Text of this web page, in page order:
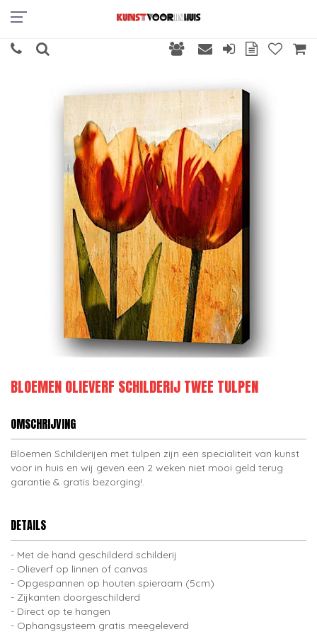
BLOEMEN OLIEVERF SCHILDERIJ TWEE TULPEN
OMSCHRIJVING
Bloemen Schilderijen met tulpen zijn een specialiteit van kunst
voor in huis en wij geven een 2 weken niet mooi geld terug
garantie & gratis bezorging!.
DETAILS
Met de hand geschilderd schilderij
Olieverf op linnen of canvas
Opgespannen op houten spieraam (5cm)
Zijkanten doorgeschilderd
Direct op te hangen
Ophangsysteem gratis meegeleverd